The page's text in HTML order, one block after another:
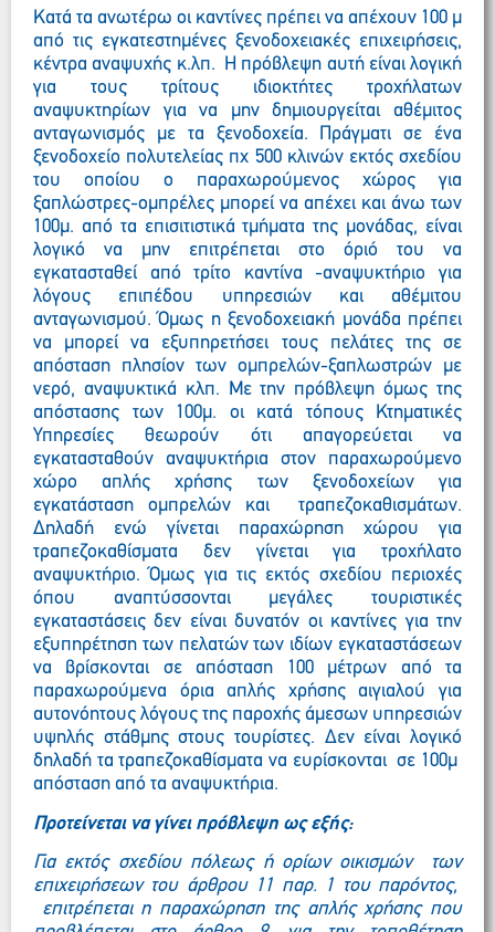
Κατά τα ανωτέρω οι καντίνες πρέπει να απέχουν 100 μ
από τις εγκατεστημένες ξενοδοχειακές επιχειρήσεις,
κέντρα αναψυχής κ.λπ. Η πρόβλεψη αυτή είναι λογική
για τους τρίτους ιδιοκτήτες τροχήλατων
αναψυκτηρίων για να μην δημιουργείται αθέμιτος
ανταγωνισμός με τα ξενοδοχεία. Πράγματι σε ένα
ξενοδοχείο πολυτελείας πχ 500 κλινών εκτός σχεδίου
του οποίου ο παραχωρούμενος χώρος για
ξαπλώστρες-ομπρέλες μπορεί να απέχει και άνω των
100μ. από τα επισιτιστικά τμήματα της μονάδας, είναι
λογικό να μην επιτρέπεται στο όριό του να
εγκατασταθεί από τρίτο καντίνα -αναψυκτήριο για
λόγους επιπέδου υπηρεσιών και αθέμιτου
ανταγωνισμού. Όμως η ξενοδοχειακή μονάδα πρέπει
να μπορεί να εξυπηρετήσει τους πελάτες της σε
απόσταση πλησίον των ομπρελών-ξαπλωστρών με
νερό, αναψυκτικά κλπ. Με την πρόβλεψη όμως της
απόστασης των 100μ. οι κατά τόπους Κτηματικές
Υπηρεσίες θεωρούν ότι απαγορεύεται να
εγκατασταθούν αναψυκτήρια στον παραχωρούμενο
χώρο απλής χρήσης των ξενοδοχείων για
εγκατάσταση ομπρελών και τραπεζοκαθισμάτων.
Δηλαδή ενώ γίνεται παραχώρηση χώρου για
τραπεζοκαθίσματα δεν γίνεται για τροχήλατο
αναψυκτήριο. Όμως για τις εκτός σχεδίου περιοχές
όπου αναπτύσσονται μεγάλες τουριστικές
εγκαταστάσεις δεν είναι δυνατόν οι καντίνες για την
εξυπηρέτηση των πελατών των ιδίων εγκαταστάσεων
να βρίσκονται σε απόσταση 100 μέτρων από τα
παραχωρούμενα όρια απλής χρήσης αιγιαλού για
αυτονόητους λόγους της παροχής άμεσων υπηρεσιών
υψηλής στάθμης στους τουρίστες. Δεν είναι λογικό
δηλαδή τα τραπεζοκαθίσματα να ευρίσκονται σε 100μ
απόσταση από τα αναψυκτήρια.
Προτείνεται να γίνει πρόβλεψη ως εξής:
Για εκτός σχεδίου πόλεως ή ορίων οικισμών των
επιχειρήσεων του άρθρου 11 παρ. 1 του παρόντος,
επιτρέπεται η παραχώρηση της απλής χρήσης που